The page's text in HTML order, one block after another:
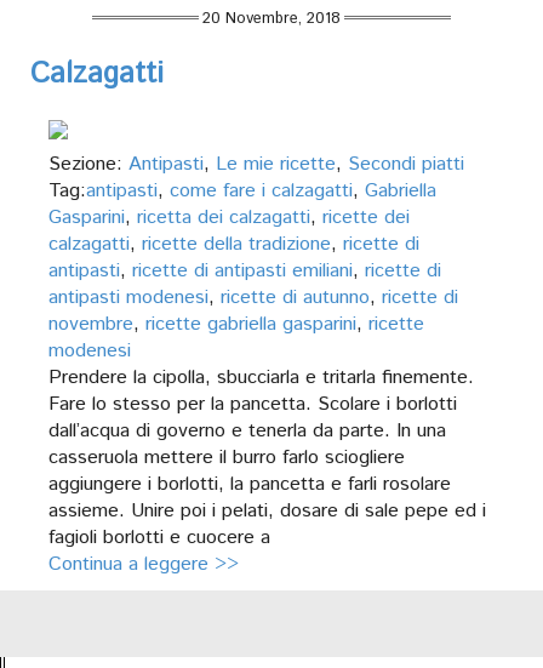
20 Novembre, 2018
Calzagatti
Sezione: Antipasti, Le mie ricette, Secondi piatti
Tag:antipasti, come fare i calzagatti, Gabriella
Gasparini, ricetta dei calzagatti, ricette dei
calzagatti, ricette della tradizione, ricette di
antipasti, ricette di antipasti emiliani, ricette di
antipasti modenesi, ricette di autunno, ricette di
novembre, ricette gabriella gasparini, ricette
modenesi
Prendere la cipolla, sbucciarla e tritarla finemente.
Fare lo stesso per la pancetta. Scolare i borlotti
dall’acqua di governo e tenerla da parte. In una
casseruola mettere il burro farlo sciogliere
aggiungere i borlotti, la pancetta e farli rosolare
assieme. Unire poi i pelati, dosare di sale pepe ed i
fagioli borlotti e cuocere a
Continua a leggere >>